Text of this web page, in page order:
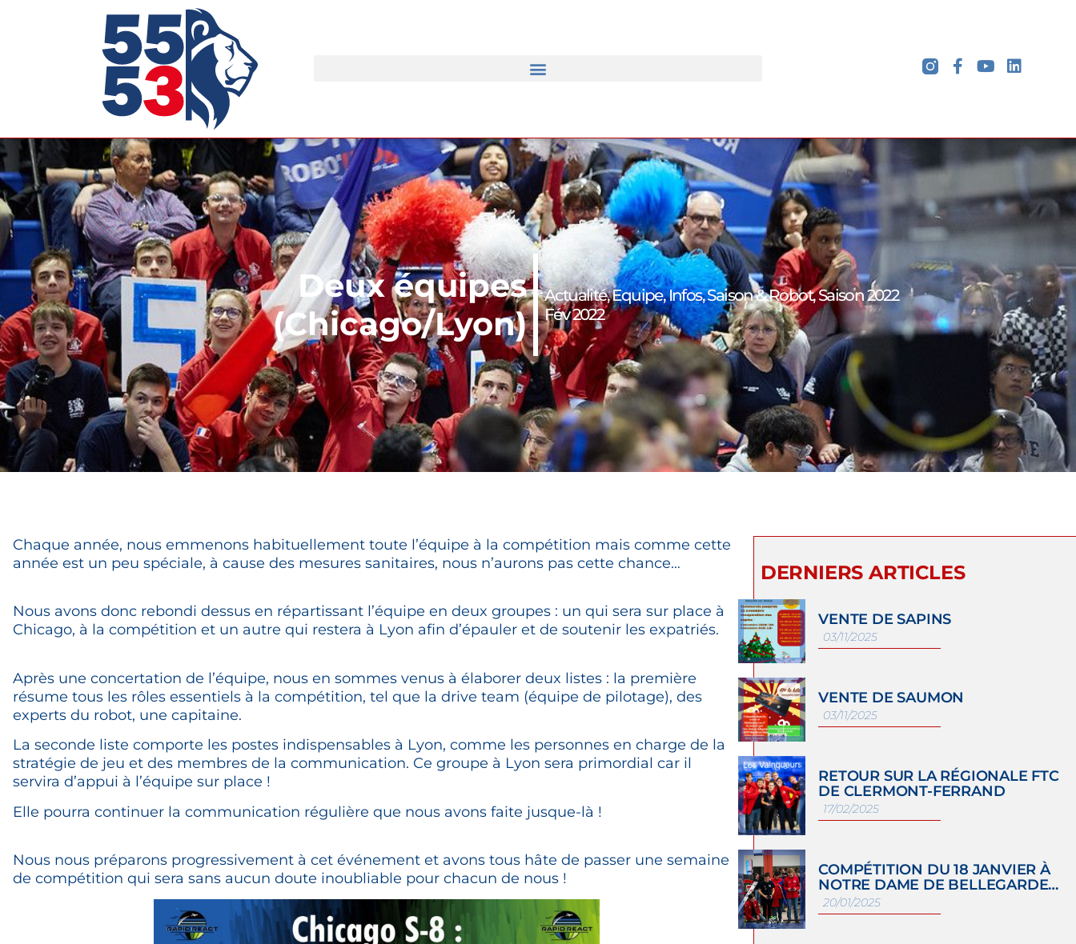
Deux équipes
(Chicago/Lyon)
Actualité,Equipe,Infos,Saison & Robot,Saison 2022
Fév 2022
Chaque année, nous emmenons habituellement toute l’équipe à la compétition mais comme cette
année est un peu spéciale, à cause des mesures sanitaires, nous n’aurons pas cette chance…
Nous avons donc rebondi dessus en répartissant l’équipe en deux groupes : un qui sera sur place à
Chicago, à la compétition et un autre qui restera à Lyon afin d’épauler et de soutenir les expatriés.
Après une concertation de l’équipe, nous en sommes venus à élaborer deux listes : la première
résume tous les rôles essentiels à la compétition, tel que la drive team (équipe de pilotage), des
experts du robot, une capitaine.
La seconde liste comporte les postes indispensables à Lyon, comme les personnes en charge de la
stratégie de jeu et des membres de la communication. Ce groupe à Lyon sera primordial car il
servira d’appui à l’équipe sur place !
Elle pourra continuer la communication régulière que nous avons faite jusque-là !
Nous nous préparons progressivement à cet événement et avons tous hâte de passer une semaine
de compétition qui sera sans aucun doute inoubliable pour chacun de nous !
DERNIERS ARTICLES
VENTE DE SAPINS
03/11/2025
VENTE DE SAUMON
03/11/2025
RETOUR SUR LA RÉGIONALE FTC
DE CLERMONT-FERRAND
17/02/2025
COMPÉTITION DU 18 JANVIER À
NOTRE DAME DE BELLEGARDE…
20/01/2025